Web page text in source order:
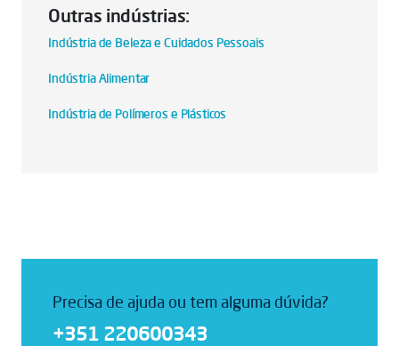
Outras indústrias:
Indústria de Beleza e Cuidados Pessoais
Indústria Alimentar
Indústria de Polímeros e Plásticos
Precisa de ajuda ou tem alguma dúvida?
+351 220600343